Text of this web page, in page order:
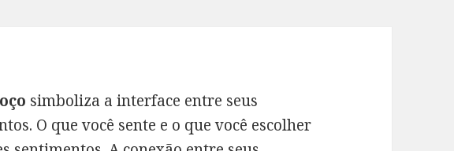
simboliza a interface entre seus
O que você sente e o que você escolher